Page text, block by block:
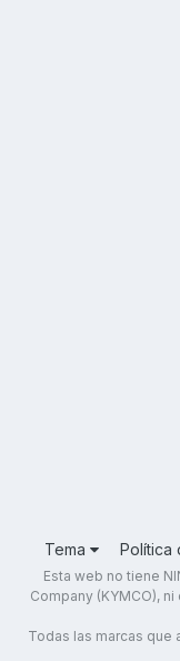
Tema Política
Esta web no tiene
Company (KYMCO),
Todas las marcas